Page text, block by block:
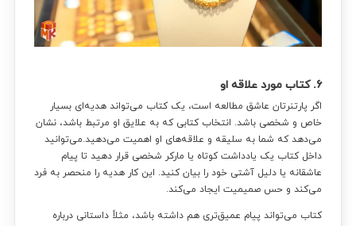
۶. کتاب مورد علاقه او
اگر پارتنرتان عاشق مطالعه است، یک کتاب می‌تواند هدیه‌ای بسیار
خاص و شخصی باشد. انتخاب کتابی که به علایق او مرتبط باشد، نشان
می‌دهد که شما به سلیقه و علاقه‌های او اهمیت می‌دهید.می‌توانید
داخل کتاب یک یادداشت کوتاه یا مارکر شخصی قرار دهید تا پیام
عاشقانه یا دلیل آشتی خود را بیان کنید. این کار هدیه را منحصر به فرد
می‌کند و حس صمیمیت ایجاد می‌کند.
کتاب می‌تواند پیام عمیق‌تری هم داشته باشد، مثلاً داستانی درباره